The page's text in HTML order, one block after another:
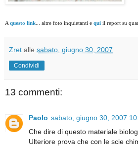
A questo link ... altre foto inquietanti e qui il report su
Zret alle sabato, giugno 30, 2007
Condividi
13 commenti:
Paolo sabato, giugno 30, 2007
Che dire di questo materiale
Ulteriore prova che con le scie